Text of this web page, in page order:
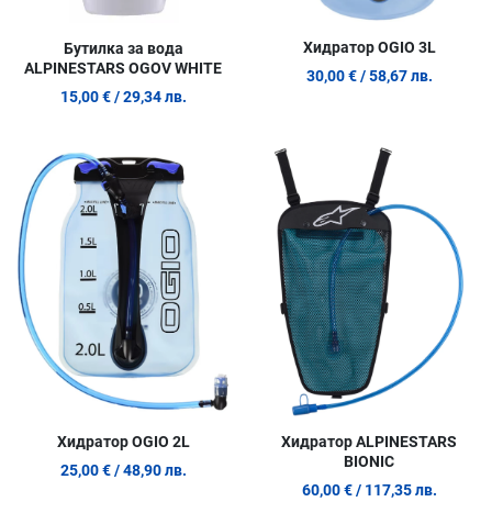
Бутилка за вода
ALPINESTARS OGOV WHITE
15,00 € / 29,34 лв.
Хидратор OGIO 3L
30,00 € / 58,67 лв.
Добави в любими
Сравни продукт
Quick View
Хидратор OGIO 2L
25,00 € / 48,90 лв.
Хидратор ALPINESTARS
BIONIC
60,00 € / 117,35 лв.